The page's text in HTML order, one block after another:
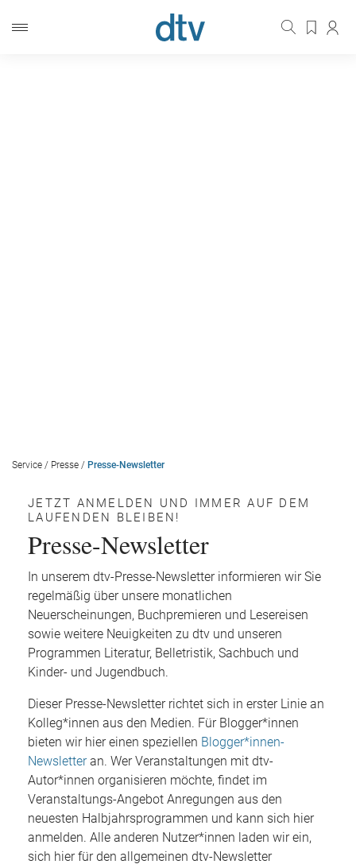
Service / Presse / Presse-Newsletter
JETZT ANMELDEN UND IMMER AUF DEM
LAUFENDEN BLEIBEN!
Presse-Newsletter
In unserem dtv-Presse-Newsletter informieren wir Sie
regelmäßig über unsere monatlichen
Neuerscheinungen, Buchpremieren und Lesereisen
sowie weitere Neuigkeiten zu dtv und unseren
Programmen Literatur, Belletristik, Sachbuch und
Kinder- und Jugendbuch.
Dieser Presse-Newsletter richtet sich in erster Linie an
Kolleg*innen aus den Medien. Für Blogger*innen
bieten wir hier einen speziellen Blogger*innen-
Newsletteran. Wer Veranstaltungen mit dtv-
Autor*innen organisieren möchte, findet im
Veranstaltungs-Angebot Anregungen aus den
neuesten Halbjahrsprogrammen und kann sich hier
anmelden. Alle anderen Nutzer*innen laden wir ein,
sich hier für den allgemeinen dtv-Newsletter